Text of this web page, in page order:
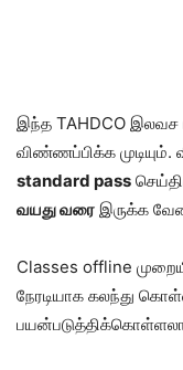
இந்த TAHDCO இலவச
விண்ணப்பிக்க
standard pass
வயது வரை இருக்க
Classes offline
நேரடியாக கலந்து